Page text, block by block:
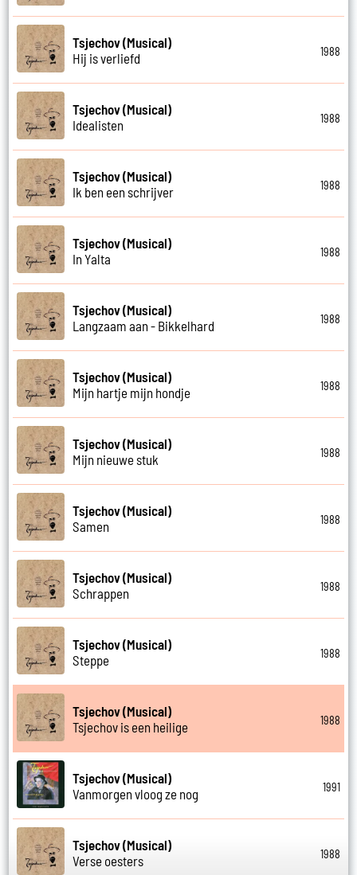
Tsjechov (Musical)
Hij is verliefd
1988
Tsjechov (Musical)
Idealisten
1988
Tsjechov (Musical)
Ik ben een schrijver
1988
Tsjechov (Musical)
In Yalta
1988
Tsjechov (Musical)
Langzaam aan - Bikkelhard
1988
Tsjechov (Musical)
Mijn hartje mijn hondje
1988
Tsjechov (Musical)
Mijn nieuwe stuk
1988
Tsjechov (Musical)
Samen
1988
Tsjechov (Musical)
Schrappen
1988
Tsjechov (Musical)
Steppe
1988
Tsjechov (Musical)
Tsjechov is een heilige
1988
Tsjechov (Musical)
Vanmorgen vloog ze nog
1991
Tsjechov (Musical)
Verse oesters
1988